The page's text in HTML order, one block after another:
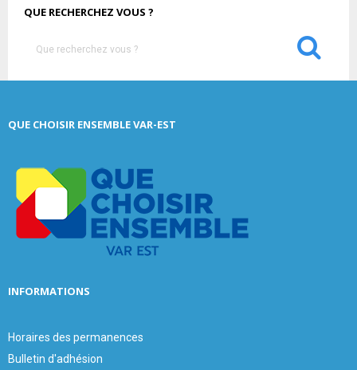
QUE RECHERCHEZ VOUS ?
h
S
QUE CHOISIR ENSEMBLE VAR-EST
INFORMATIONS
Horaires des permanences
Bulletin d'adhésion